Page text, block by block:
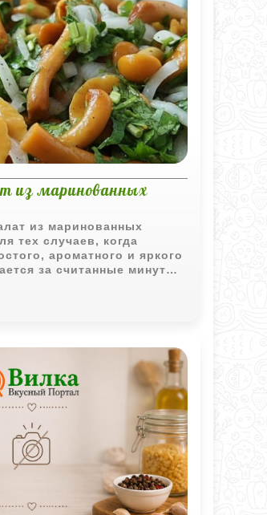
из маринованных
из маринованных
тех случаев, когда
ароматного и яркого
за считанные минуты,
свежо и аппетитно.
дают насыщенный вкус,
хруст, а кинза делает
и не перегружает
для повседневного
ассортимента.